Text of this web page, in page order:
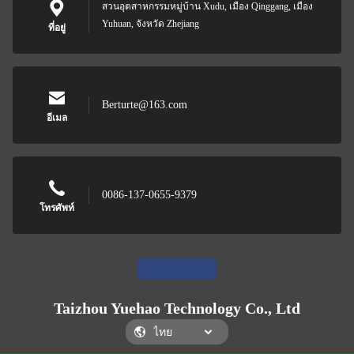
ที่อยู่
สวนอุตสาหกรรมหมู่บ้าน Xudu, เมือง Qinggang, เมือง
Yuhuan, จังหวัด Zhejiang
อีเมล
Berturte@163.com
โทรศัพท์
0086-137-0655-9379
Taizhou Yuehao Technology Co., Ltd